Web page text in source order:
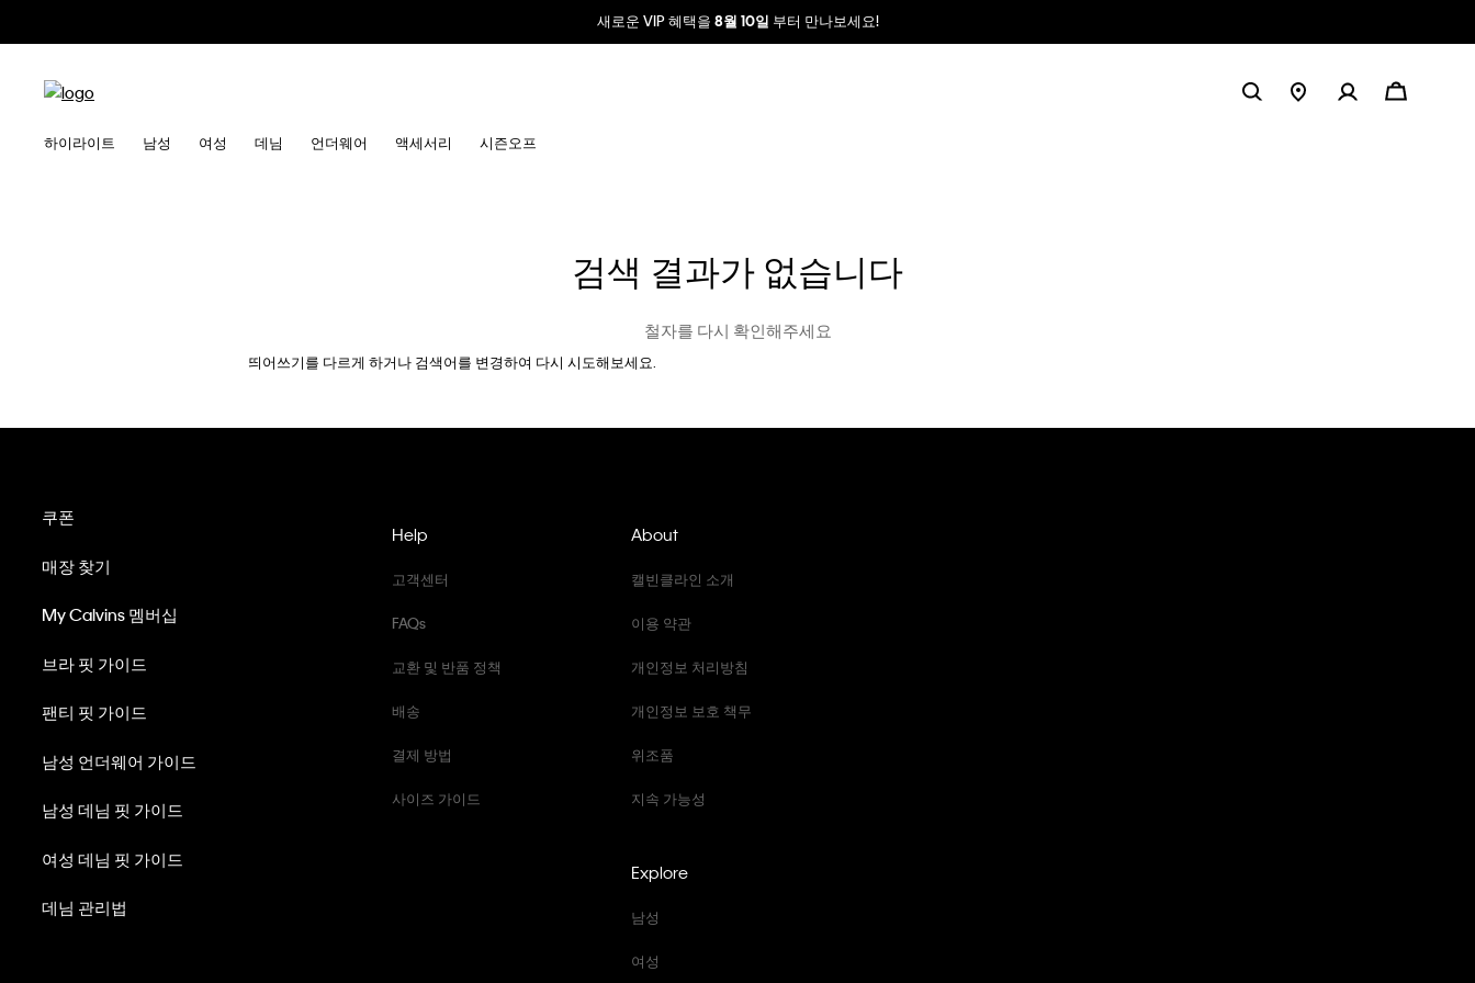
새로운 VIP 혜택을 8월 10일 부터 만나보세요!
하이라이트 남성 여성 데님 언더웨어 액세서리 시즌오프
검색 결과가 없습니다
철자를 다시 확인해주세요
띄어쓰기를 다르게 하거나 검색어를 변경하여 다시 시도해보세요.
Help
고객센터
FAQs
교환 및 반품 정책
배송
결제 방법
사이즈 가이드
쿠폰
매장 찾기
My Calvins 멤버십
브라 핏 가이드
팬티 핏 가이드
남성 언더웨어 가이드
남성 데님 핏 가이드
여성 데님 핏 가이드
데님 관리법
Explore
남성
여성
About
캘빈클라인 소개
이용 약관
개인정보 처리방침
개인정보 보호 책무
위조품
지속 가능성